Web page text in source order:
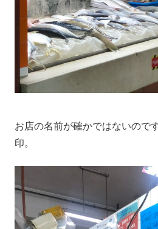
お店の名前が確かではないので
印。